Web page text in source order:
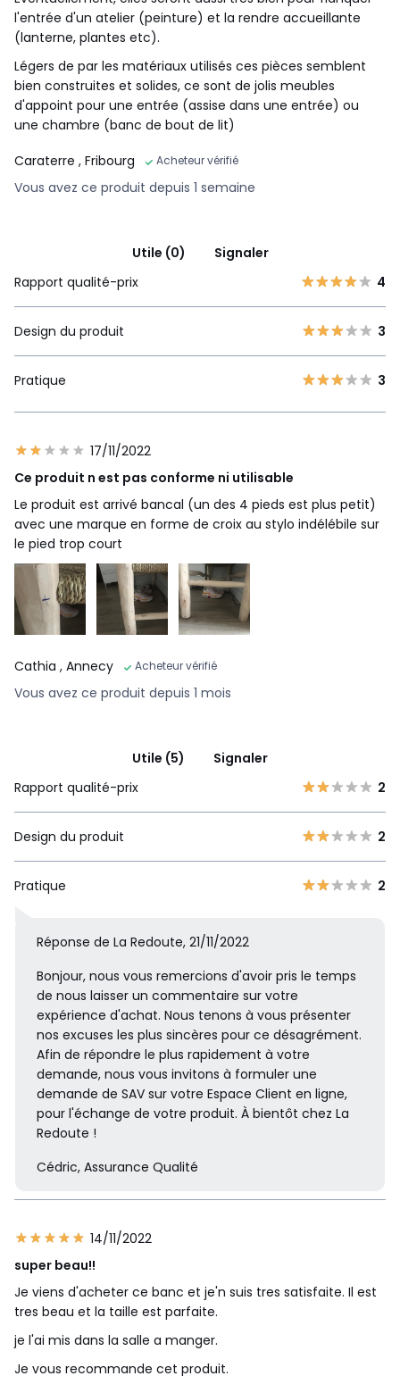
l'entrée d'un atelier (peinture) et la rendre accueillante
(lanterne, plantes etc).
Légers de par les matériaux utilisés ces pièces semblent
bien construites et solides, ce sont de jolis meubles
d'appoint pour une entrée (assise dans une entrée) ou
une chambre (banc de bout de lit)
Caraterre , Fribourg Acheteur vérifié
Vous avez ce produit depuis 1 semaine
Utile (0)
Signaler
Rapport qualité-prix
4
Design du produit 3
Pratique 3
17/11/2022
Ce produit n est pas conforme ni utilisable
Le produit est arrivé bancal (un des 4 pieds est plus petit)
avec une marque en forme de croix au stylo indélébile sur
le pied trop court
Cathia , Annecy Acheteur vérifié
Vous avez ce produit depuis 1 mois
Utile (5)
Signaler
Rapport qualité-prix
2
Design du produit 2
Pratique 2
Réponse de La Redoute, 21/11/2022
Bonjour, nous vous remercions d'avoir pris le temps
de nous laisser un commentaire sur votre
expérience d'achat. Nous tenons à vous présenter
nos excuses les plus sincères pour ce désagrément.
Afin de répondre le plus rapidement à votre
demande, nous vous invitons à formuler une
demande de SAV sur votre Espace Client en ligne,
pour l'échange de votre produit. À bientôt chez La
Redoute !
Cédric, Assurance Qualité
14/11/2022
super beau!!
Je viens d'acheter ce banc et je'n suis tres satisfaite. Il est
tres beau et la taille est parfaite.
je l'ai mis dans la salle a manger.
Je vous recommande cet produit.